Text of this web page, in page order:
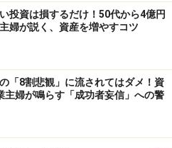
投資は損するだけ！50代から4億円
婦が説く、資産を増やすコツ
「8割悲観」に流されてはダメ！資
主婦が鳴らす「成功者妄信」への警